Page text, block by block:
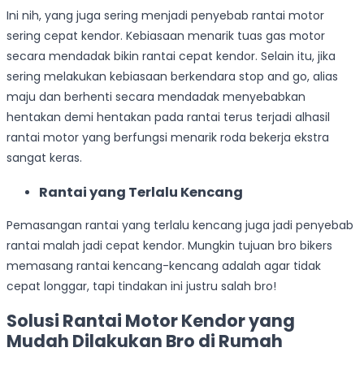
Ini nih, yang juga sering menjadi penyebab rantai motor
sering cepat kendor. Kebiasaan menarik tuas gas motor
secara mendadak bikin rantai cepat kendor. Selain itu, jika
sering melakukan kebiasaan berkendara stop and go, alias
maju dan berhenti secara mendadak menyebabkan
hentakan demi hentakan pada rantai terus terjadi alhasil
rantai motor yang berfungsi menarik roda bekerja ekstra
sangat keras.
Rantai yang Terlalu Kencang
Pemasangan rantai yang terlalu kencang juga jadi penyebab
rantai malah jadi cepat kendor. Mungkin tujuan bro bikers
memasang rantai kencang-kencang adalah agar tidak
cepat longgar, tapi tindakan ini justru salah bro!
Solusi Rantai Motor Kendor yang
Mudah Dilakukan Bro di Rumah